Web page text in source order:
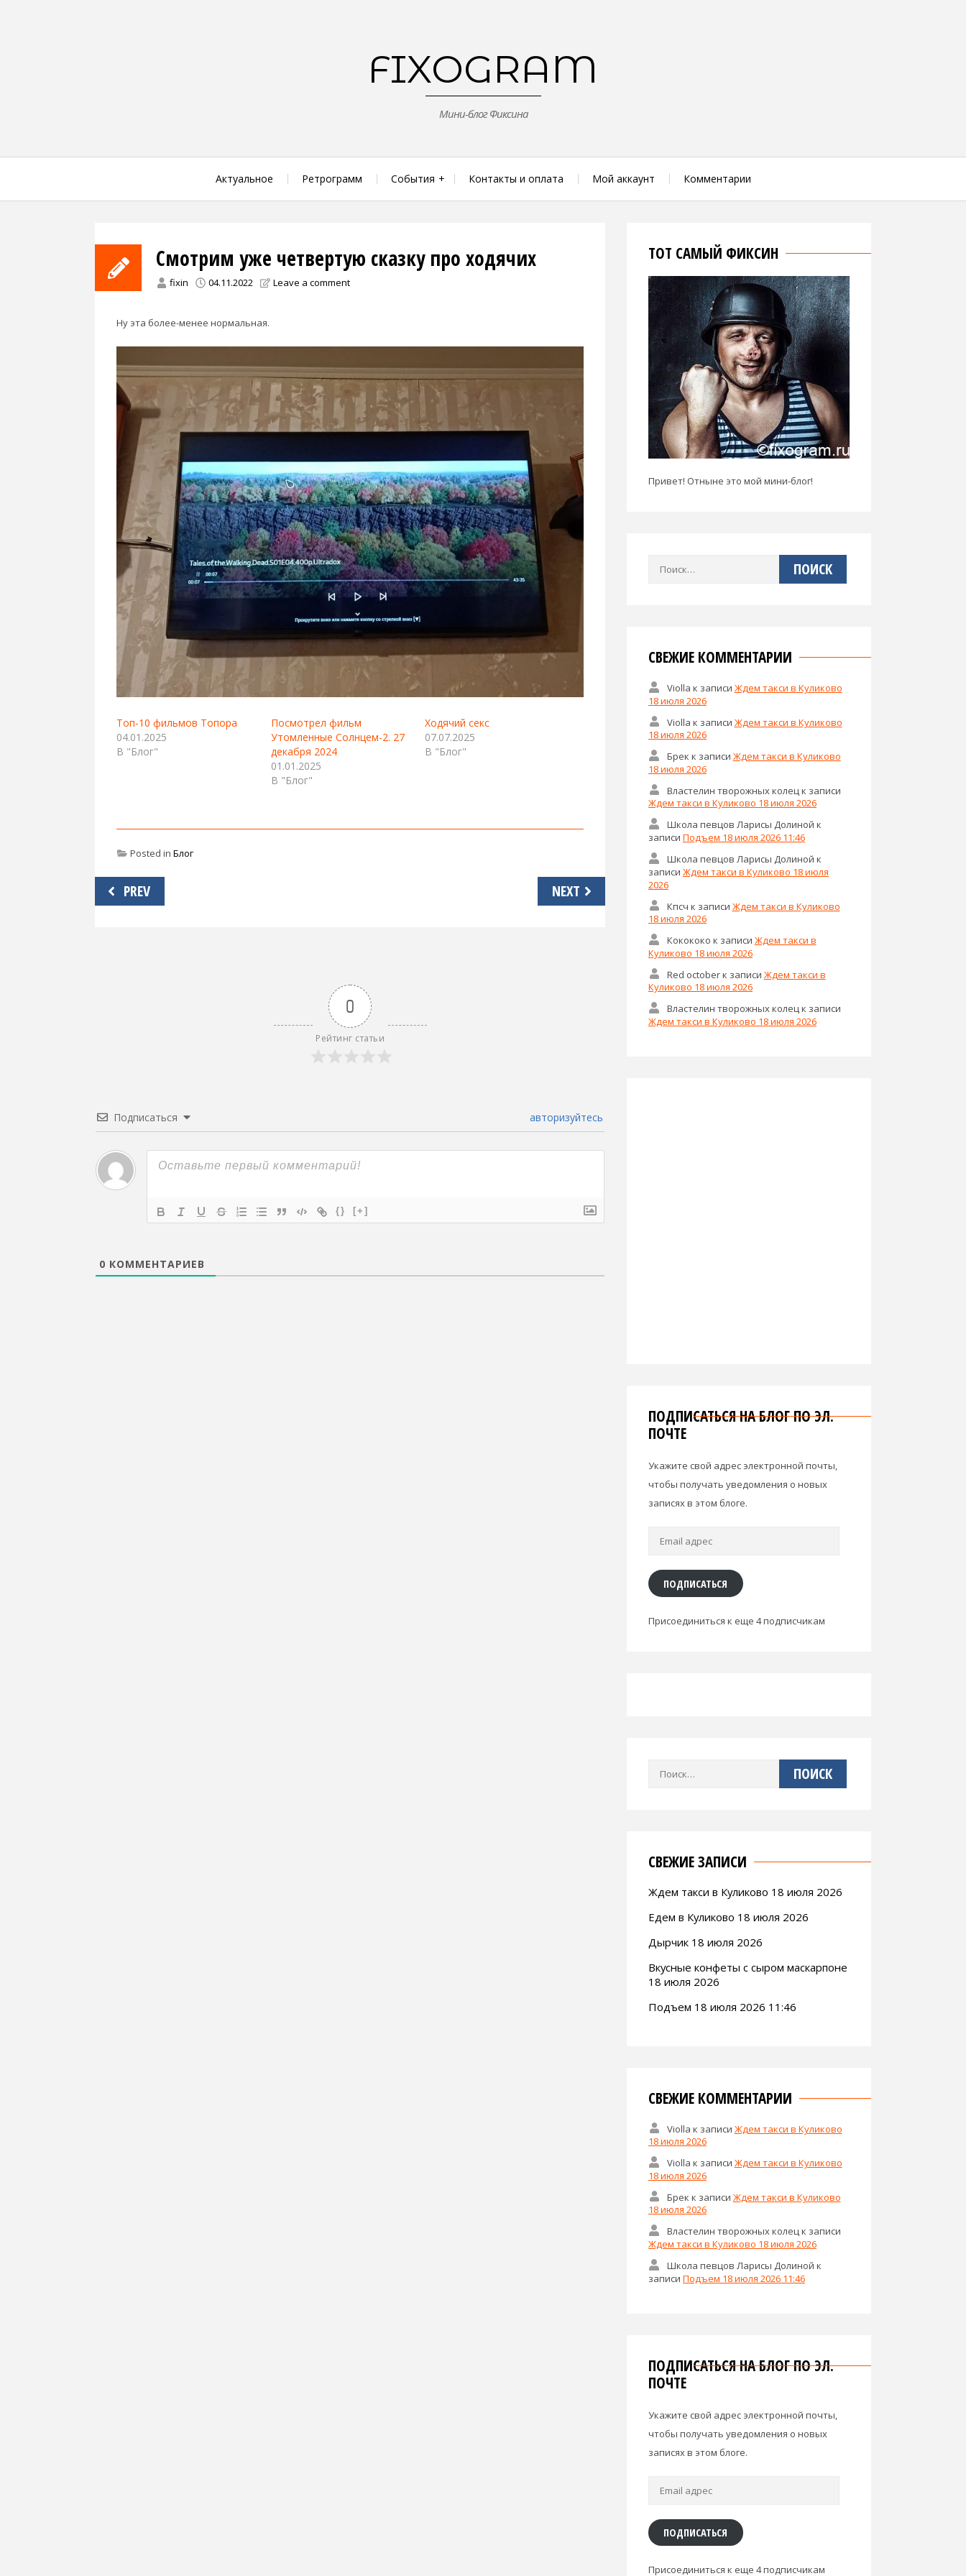
FIXOGRAM
Мини-блог Фиксина
Актуальное Ретрограмм События Контакты и оплата Мой аккаунт Комментарии
Смотрим уже четвертую сказку про ходячих
fixin 04.11.2022 Leave a comment
Ну эта более-менее нормальная.
Топ-10 фильмов Топора
04.01.2025
В "Блог"
Посмотрел фильм
Утомленные Солнцем-2. 27
декабря 2024
01.01.2025
В "Блог"
Ходячий секс
07.07.2025
В "Блог"
Posted in Блог
Навигация
по
PREV NEXT
0
Рейтинг статьи
Подписаться авторизуйтесь
{} [+]
0 КОММЕНТАРИЕВ
ТОТ САМЫЙ ФИКСИН
Привет! Отныне это мой мини-блог!
Найти:
СВЕЖИЕ КОММЕНТАРИИ
Violla к записи Ждем такси в Куликово
18 июля 2026
Violla к записи Ждем такси в Куликово
18 июля 2026
Брек к записи Ждем такси в Куликово
18 июля 2026
Властелин творожных колец к записи
Ждем такси в Куликово 18 июля 2026
Школа певцов Ларисы Долиной к
записи Подъем 18 июля 2026 11:46
Школа певцов Ларисы Долиной к
записи Ждем такси в Куликово 18 июля
2026
Кпсч к записи Ждем такси в Куликово
18 июля 2026
Кокококо к записи Ждем такси в
Куликово 18 июля 2026
Red octoberк записи Ждем такси в
Куликово 18 июля 2026
Властелин творожных колецк записи
Ждем такси в Куликово 18 июля 2026
ПОДПИСАТЬСЯ НА БЛОГ ПО ЭЛ.
ПОЧТЕ
Укажите свой адрес электронной почты,
чтобы получать уведомления о новых
записях в этом блоге.
Email
ПОДПИСАТЬСЯ
Присоединиться к еще 4 подписчикам
СВЕЖИЕ ЗАПИСИ
Ждем такси в Куликово 18 июля 2026
Едем в Куликово 18 июля 2026
Дырчик 18 июля 2026
Вкусные конфеты с сыром маскарпоне
18 июля 2026
Подъем 18 июля 2026 11:46
СВЕЖИЕ КОММЕНТАРИИ
Violla к записи Ждем такси в Куликово
18 июля 2026
Violla к записи Ждем такси в Куликово
18 июля 2026
Брек к записи Ждем такси в Куликово
18 июля 2026
Властелин творожных колецк записи
Ждем такси в Куликово 18 июля 2026
Школа певцов Ларисы Долиной к
записи Подъем 18 июля 2026 11:46
ПОДПИСАТЬСЯ НА БЛОГ ПО ЭЛ.
ПОЧТЕ
Укажите свой адрес электронной почты,
чтобы получать уведомления о новых
записях в этом блоге.
ПОДПИСАТЬСЯ
Присоединиться к еще 4 подписчикам